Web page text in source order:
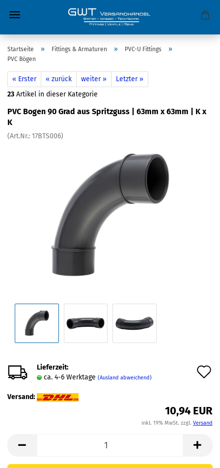
Startseite » Fittings & Armaturen » PVC-U Fittings »
PVC Bögen
« Erster « zurück weiter »
Letzter »
23 Artikel in dieser Kategorie
PVC Bogen 90 Grad aus Spritzguss | 63mm x 63mm | K x
K
(Art.Nr.: 17BTS006)
Lieferzeit:
ca. 4-6 Werktage (Ausland abweichend)
Versand:
10,94 EUR
inkl. 19% MwSt. zzgl. Versand